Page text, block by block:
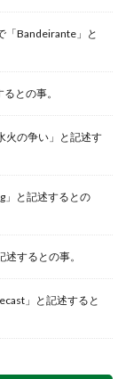
「Bandeirante」と
との事。
火の争い」と記述す
」と記述するとの
するとの事。
」と記述すると